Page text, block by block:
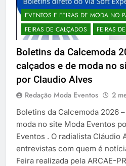
EVENTOS E FEIRAS DE MODA NO
FEIRAS DE CALÇADOS
FEIRAS
Boletins da Calcemoda
calçados e de moda no
por Claudio Alves
Redação Moda Eventos 2
Boletins da Calcemoda 2026
moda no site Moda Eventos
Eventos . O radialista Cláudio
entrevistas com quem é
Feira realizada pela ARCAE-